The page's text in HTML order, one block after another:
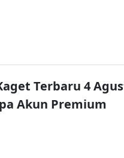
Terbaru 4
Akun Premium